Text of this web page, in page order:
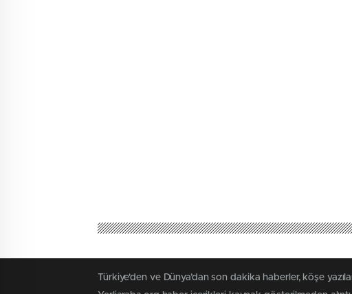
Türkiye'den ve Dünya’dan son dakika haberler, köşe